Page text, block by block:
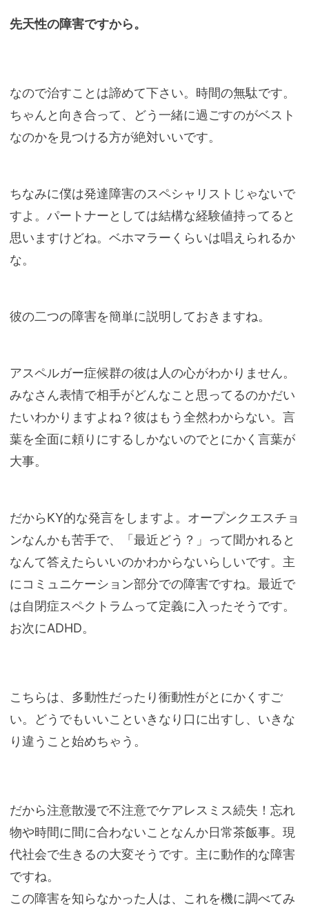
先天性の障害ですから。
なので治すことは諦めて下さい。時間の無駄です。
ちゃんと向き合って、どう一緒に過ごすのがベスト
なのかを見つける方が絶対いいです。
ちなみに僕は発達障害のスペシャリストじゃないで
すよ。パートナーとしては結構な経験値持ってると
思いますけどね。ベホマラーくらいは唱えられるか
な。
彼の二つの障害を簡単に説明しておきますね。
アスペルガー症候群の彼は人の心がわかりません。
みなさん表情で相手がどんなこと思ってるのかだい
たいわかりますよね？彼はもう全然わからない。言
葉を全面に頼りにするしかないのでとにかく言葉が
大事。
だからKY的な発言をしますよ。オープンクエスチョ
ンなんかも苦手で、「最近どう？」って聞かれると
なんて答えたらいいのかわからないらしいです。主
にコミュニケーション部分での障害ですね。最近で
は自閉症スペクトラムって定義に入ったそうです。
お次にADHD。
こちらは、多動性だったり衝動性がとにかくすご
い。どうでもいいこといきなり口に出すし、いきな
り違うこと始めちゃう。
だから注意散漫で不注意でケアレスミス続失！忘れ
物や時間に間に合わないことなんか日常茶飯事。現
代社会で生きるの大変そうです。主に動作的な障害
ですね。
この障害を知らなかった人は、これを機に調べてみ